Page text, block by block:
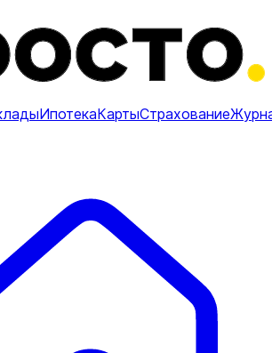
ИпотекаКартыСтрахование